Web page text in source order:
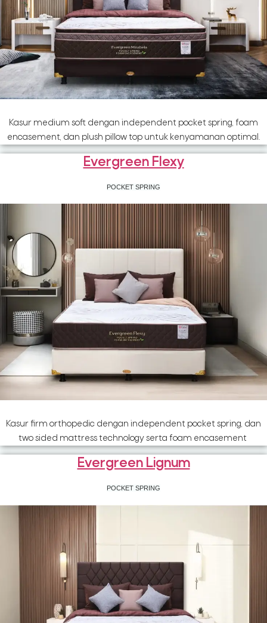
Kasur medium soft dengan independent pocket spring, foam
encasement, dan plush pillow top untuk kenyamanan optimal.
Evergreen Flexy
POCKET SPRING
Kasur firm orthopedic dengan independent pocket spring, dan
two sided mattress technology serta foam encasement
Evergreen Lignum
POCKET SPRING